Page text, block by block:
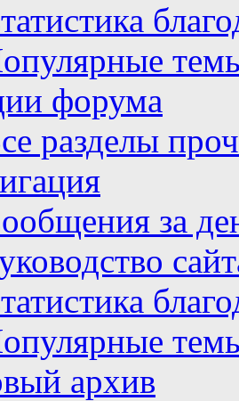
форума
разделы
за
архив